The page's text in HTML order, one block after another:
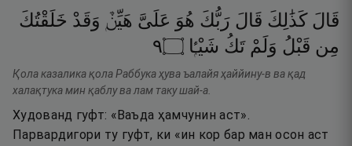
قَالَ كَذَٰلِكَ قَالَ رَبُّكَ هُوَ عَلَىَّ هَيِّنٌۭ وَقَدْ خَلَقْتُكَ
مِن قَبْلُ وَلَمْ تَكُ شَيْـًۭٔا ۝٩
Қола казалика қола Раббука ҳува ъалайя ҳаййину-в ва қад
халақтука мин қаблу ва лам таку шай-а.
Худованд гуфт: «Ваъда ҳамчунин аст».
Парвардигори ту гуфт, ки «ин кор бар ман осон аст